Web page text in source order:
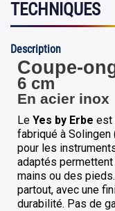
TECHNIQUES
Description
Coupe-
6 cm
En acier inox
Le Yes by Erbe est
fabriqué à Solingen
pour les
adaptés
mains ou des
partout, avec une
durabilité. Pas de